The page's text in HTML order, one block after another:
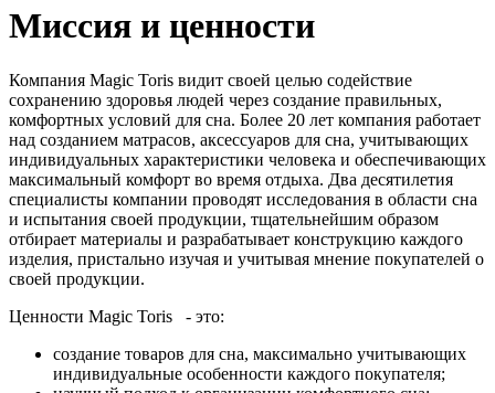
Миссия и ценности
Компания Magic Toris видит своей целью содействие
сохранению здоровья людей через создание правильных,
комфортных условий для сна. Более 20 лет компания работает
над созданием матрасов, аксессуаров для сна, учитывающих
индивидуальных характеристики человека и обеспечивающих
максимальный комфорт во время отдыха. Два десятилетия
специалисты компании проводят исследования в области сна
и испытания своей продукции, тщательнейшим образом
отбирает материалы и разрабатывает конструкцию каждого
изделия, пристально изучая и учитывая мнение покупателей о
своей продукции.
Ценности Magic Toris - это:
создание товаров для сна, максимально учитывающих
индивидуальные особенности каждого покупателя;